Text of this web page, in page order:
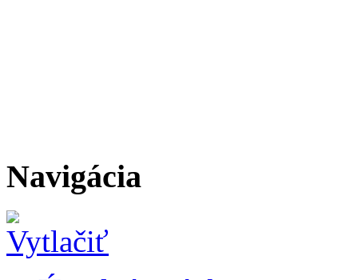
Navigácia